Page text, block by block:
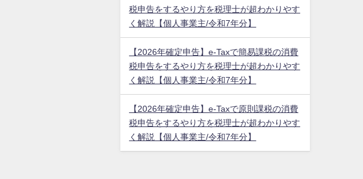
税申告をするやり方を税理士が超わかりやす
く解説【個人事業主/令和7年分】
【2026年確定申告】e-Taxで簡易課税の消費
税申告をするやり方を税理士が超わかりやす
く解説【個人事業主/令和7年分】
【2026年確定申告】e-Taxで原則課税の消費
税申告をするやり方を税理士が超わかりやす
く解説【個人事業主/令和7年分】